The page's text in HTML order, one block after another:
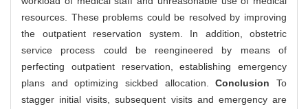
resources. These problems could be resolved by improving
the outpatient reservation system. In addition, obstetric
service process could be reengineered by means of
perfecting outpatient reservation, establishing emergency
plans and optimizing sickbed allocation.ConclusionTo
stagger initial visits, subsequent visits and emergency are